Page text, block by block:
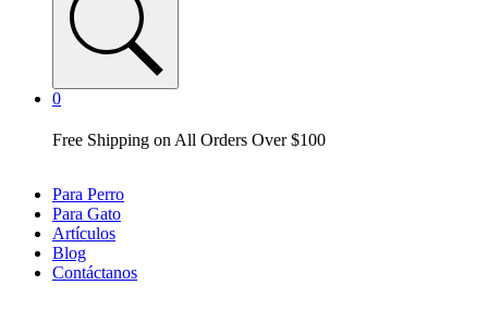
0
Free Shipping on All Orders Over $100
Para Perro
Para Gato
Artículos
Blog
Contáctanos